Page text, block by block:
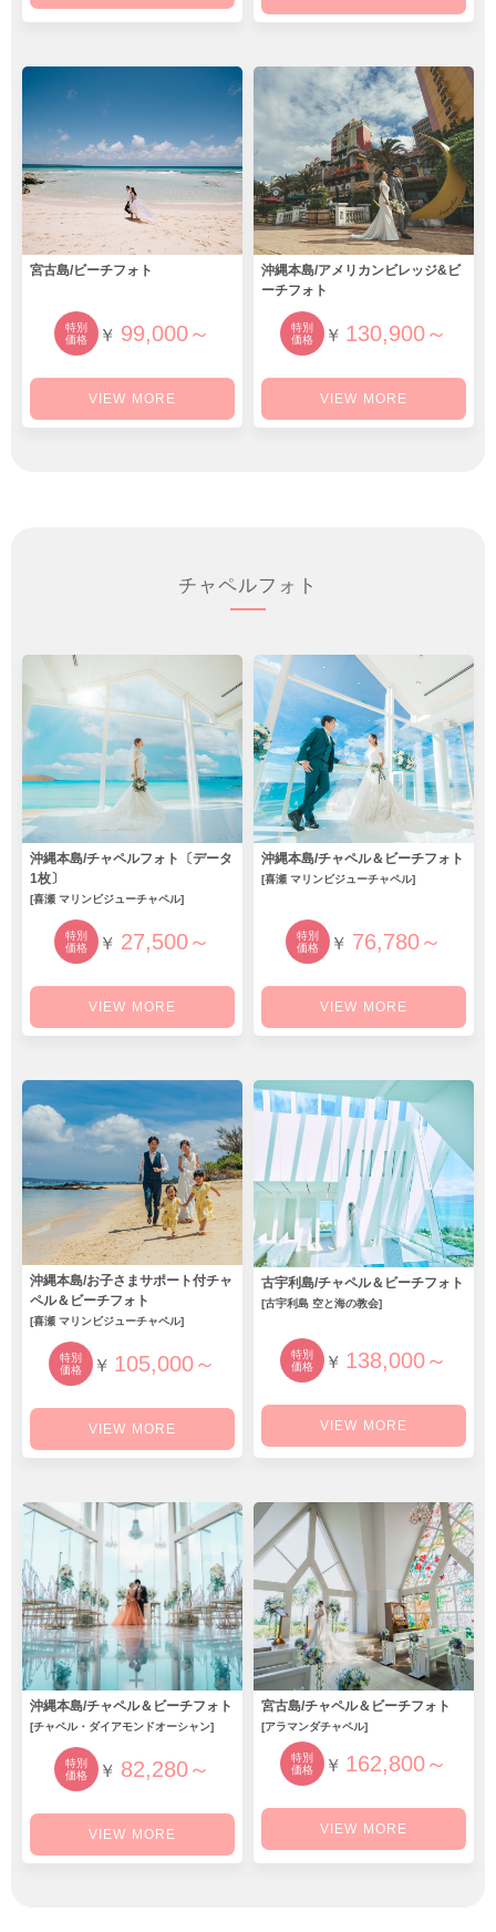
宮古島/ビーチフォト
特別
価格
￥ 99,000～
VIEW MORE
沖縄本島/アメリカンビレッジ&ビ
ーチフォト
特別
価格
￥ 130,900～
VIEW MORE
チャペルフォト
沖縄本島/チャペルフォト〔データ
1枚〕
[喜瀬 マリンビジューチャペル]
特別
価格
￥ 27,500～
VIEW MORE
沖縄本島/チャペル＆ビーチフォト
[喜瀬 マリンビジューチャペル]
特別
価格
￥ 76,780～
VIEW MORE
沖縄本島/お子さまサポート付チャ
ペル＆ビーチフォト
[喜瀬 マリンビジューチャペル]
特別
価格
￥ 105,000～
VIEW MORE
古宇利島/チャペル＆ビーチフォト
[古宇利島 空と海の教会]
特別
価格
￥ 138,000～
VIEW MORE
沖縄本島/チャペル＆ビーチフォト
[チャペル・ダイアモンドオーシャン]
特別
価格
￥ 82,280～
VIEW MORE
宮古島/チャペル＆ビーチフォト
[アラマンダチャペル]
特別
価格
￥ 162,800～
VIEW MORE